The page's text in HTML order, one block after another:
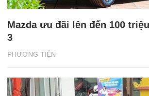
PHƯƠNG TIỆN
Mazda ưu đãi lên đến 100
3